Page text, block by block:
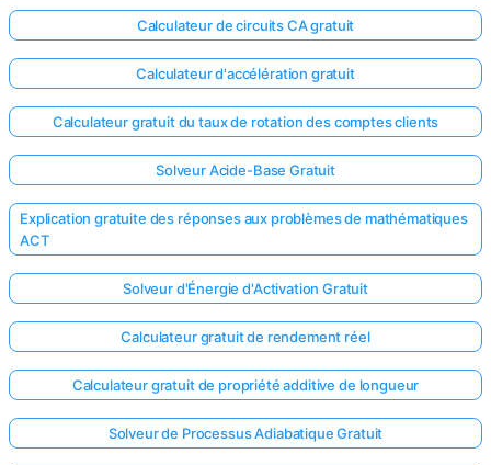
Calculateur de circuits CA gratuit
Calculateur d'accélération gratuit
Calculateur gratuit du taux de rotation des comptes clients
Solveur Acide-Base Gratuit
Explication gratuite des réponses aux problèmes de mathématiques
ACT
Solveur d'Énergie d'Activation Gratuit
Calculateur gratuit de rendement réel
Calculateur gratuit de propriété additive de longueur
Solveur de Processus Adiabatique Gratuit